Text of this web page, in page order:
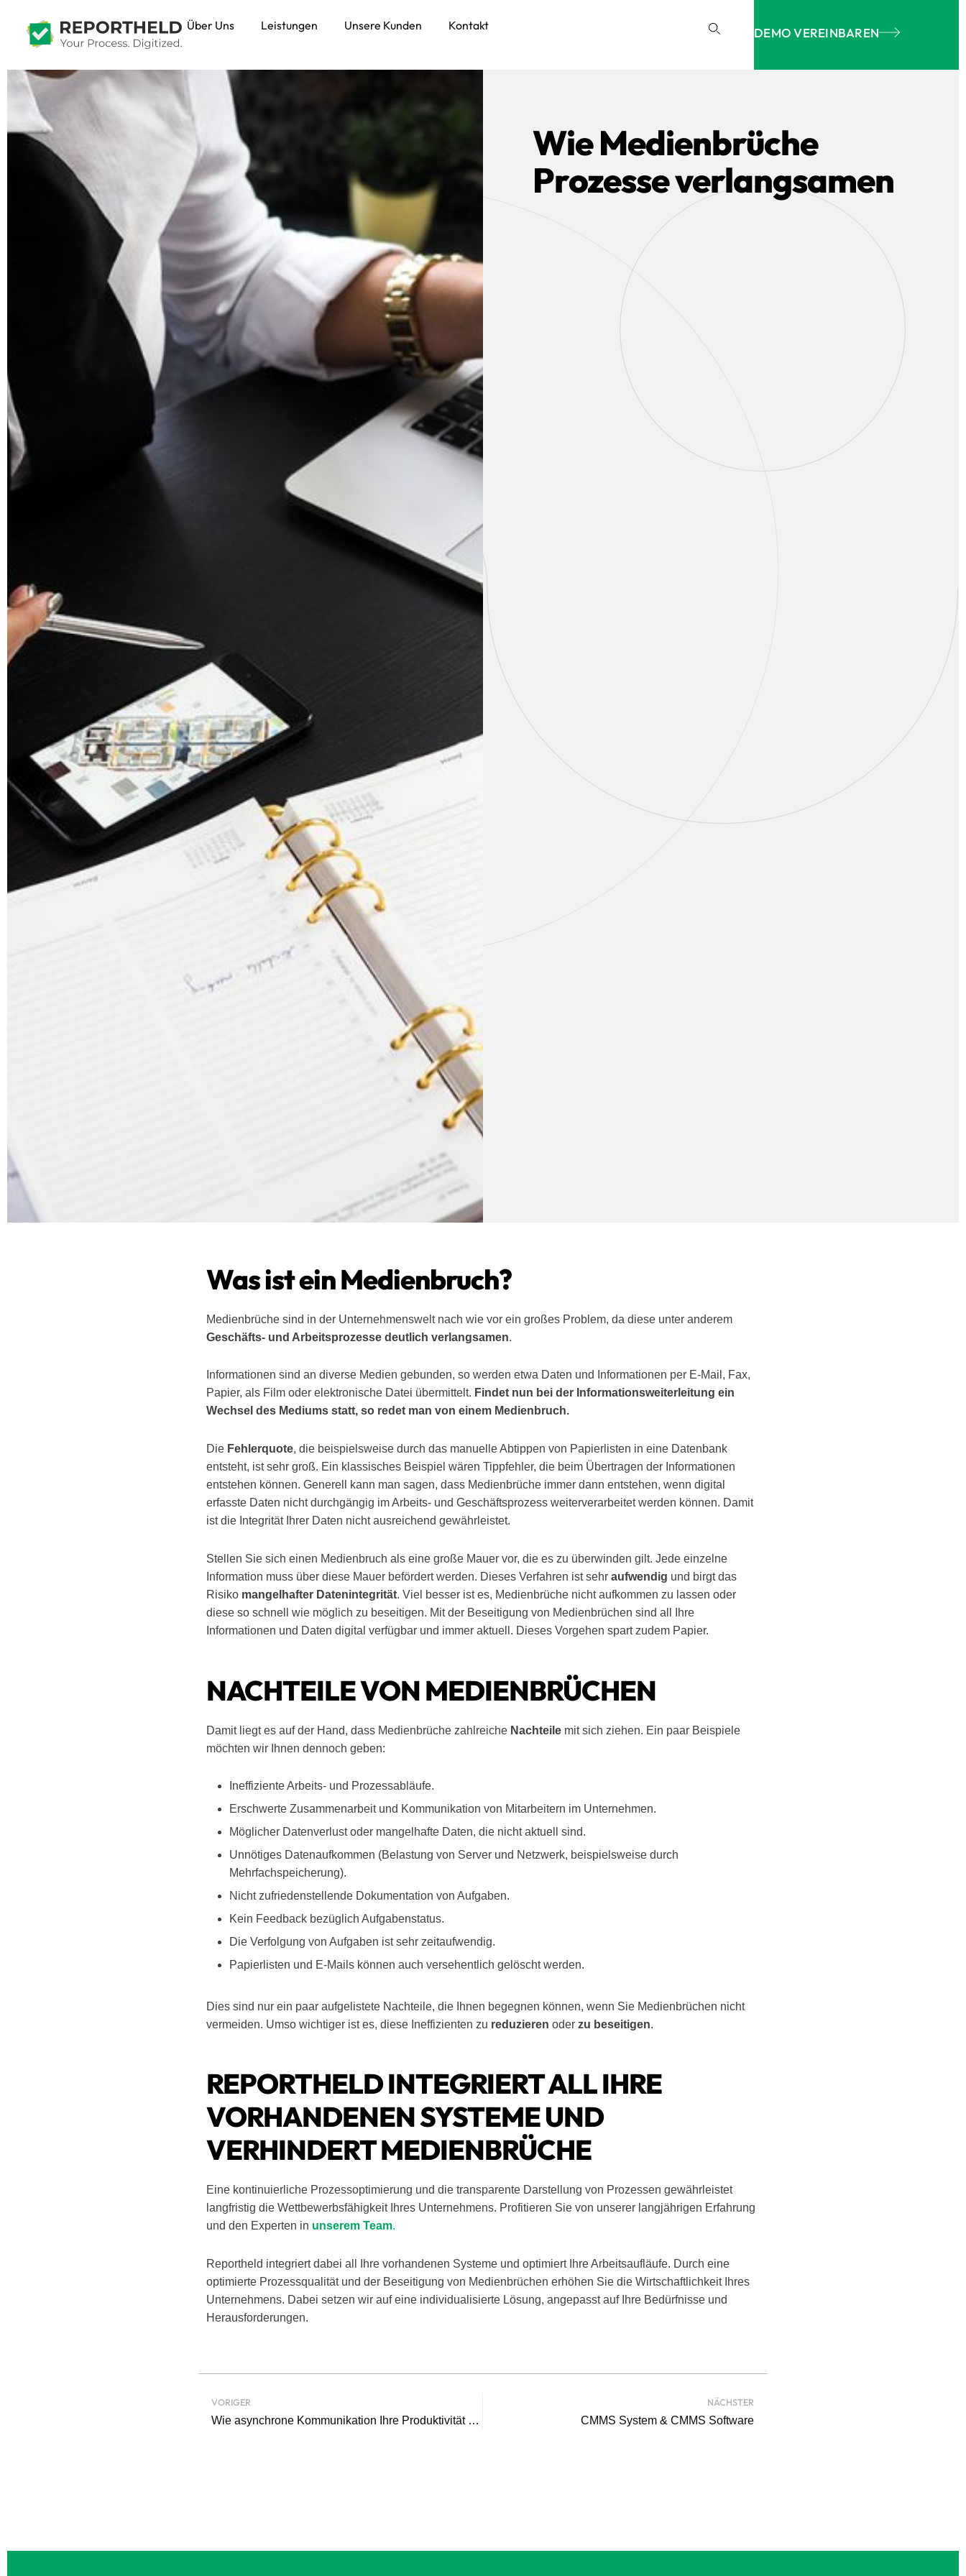
Über Uns Leistungen Unsere Kunden Kontakt DEMO VEREINBAREN
Wie Medienbrüche
Prozesse verlangsamen
Was ist ein Medienbruch?
Medienbrüche sind in der Unternehmenswelt nach wie vor ein großes Problem, da diese unter anderem
Geschäfts- und Arbeitsprozesse deutlich verlangsamen.
Informationen sind an diverse Medien gebunden, so werden etwa Daten und Informationen per E-Mail, Fax,
Papier, als Film oder elektronische Datei übermittelt. Findet nun bei der Informationsweiterleitung ein
Wechsel des Mediums statt, so redet man von einem Medienbruch.
Die Fehlerquote, die beispielsweise durch das manuelle Abtippen von Papierlisten in eine Datenbank
entsteht, ist sehr groß. Ein klassisches Beispiel wären Tippfehler, die beim Übertragen der Informationen
entstehen können. Generell kann man sagen, dass Medienbrüche immer dann entstehen, wenn digital
erfasste Daten nicht durchgängig im Arbeits- und Geschäftsprozess weiterverarbeitet werden können. Damit
ist die Integrität Ihrer Daten nicht ausreichend gewährleistet.
Stellen Sie sich einen Medienbruch als eine große Mauer vor, die es zu überwinden gilt. Jede einzelne
Information muss über diese Mauer befördert werden. Dieses Verfahren ist sehr aufwendig und birgt das
Risiko mangelhafter Datenintegrität. Viel besser ist es, Medienbrüche nicht aufkommen zu lassen oder
diese so schnell wie möglich zu beseitigen. Mit der Beseitigung von Medienbrüchen sind all Ihre
Informationen und Daten digital verfügbar und immer aktuell. Dieses Vorgehen spart zudem Papier.
NACHTEILE VON MEDIENBRÜCHEN
Damit liegt es auf der Hand, dass Medienbrüche zahlreiche Nachteile mit sich ziehen. Ein paar Beispiele
möchten wir Ihnen dennoch geben:
Ineffiziente Arbeits- und Prozessabläufe.
Erschwerte Zusammenarbeit und Kommunikation von Mitarbeitern im Unternehmen.
Möglicher Datenverlust oder mangelhafte Daten, die nicht aktuell sind.
Unnötiges Datenaufkommen (Belastung von Server und Netzwerk, beispielsweise durch
Mehrfachspeicherung).
Nicht zufriedenstellende Dokumentation von Aufgaben.
Kein Feedback bezüglich Aufgabenstatus.
Die Verfolgung von Aufgaben ist sehr zeitaufwendig.
Papierlisten und E-Mails können auch versehentlich gelöscht werden.
Dies sind nur ein paar aufgelistete Nachteile, die Ihnen begegnen können, wenn Sie Medienbrüchen nicht
vermeiden. Umso wichtiger ist es, diese Ineffizienten zu reduzieren oderzu beseitigen.
REPORTHELD INTEGRIERT ALL IHRE
VORHANDENEN SYSTEME UND
VERHINDERT MEDIENBRÜCHE
Eine kontinuierliche Prozessoptimierung und die transparente Darstellung von Prozessen gewährleistet
langfristig die Wettbewerbsfähigkeit Ihres Unternehmens. Profitieren Sie von unserer langjährigen Erfahrung
und den Experten in unserem Team.
Reportheld integriert dabei all Ihre vorhandenen Systeme und optimiert Ihre Arbeitsaufläufe. Durch eine
optimierte Prozessqualität und der Beseitigung von Medienbrüchen erhöhen Sie die Wirtschaftlichkeit Ihres
Unternehmens. Dabei setzen wir auf eine individualisierte Lösung, angepasst auf Ihre Bedürfnisse und
Herausforderungen.
VORIGER
Wie asynchrone Kommunikation Ihre Produktivität verbessert
NÄCHSTER
CMMS System & CMMS Software